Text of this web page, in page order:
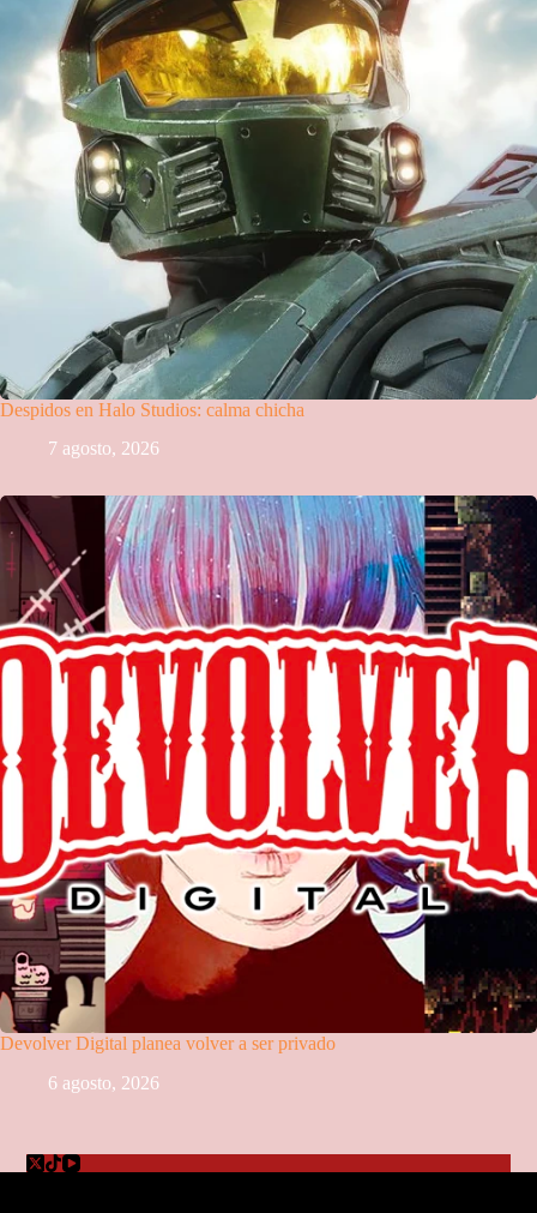
Despidos en Halo Studios: calma chicha
7 agosto, 2026
Devolver Digital planea volver a ser privado
6 agosto, 2026